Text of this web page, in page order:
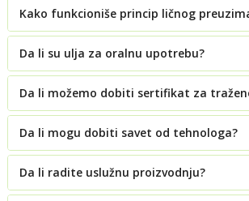
Kako funkcioniše princip ličnog
Da li su ulja za oralnu upotrebu?
Da li možemo dobiti sertifikat za
Da li mogu dobiti savet od tehnologa?
Da li radite uslužnu proizvodnju?